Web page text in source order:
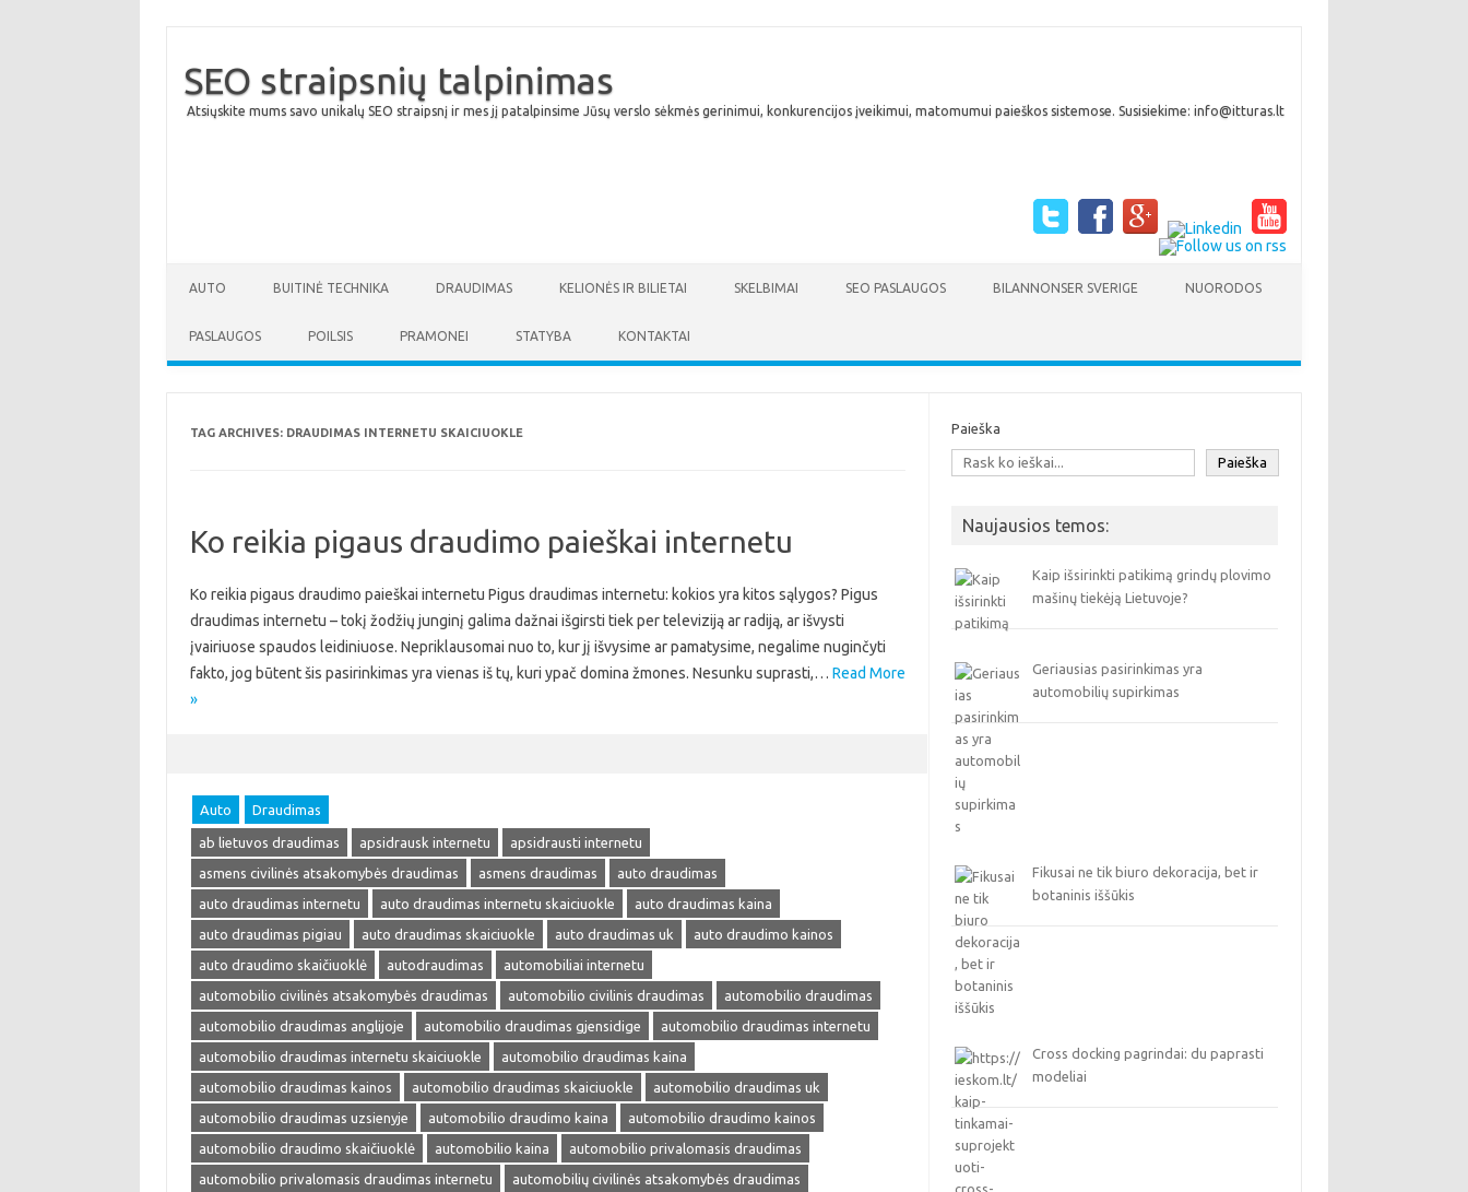
SEO straipsnių talpinimas
Atsiųskite mums savo unikalų SEO straipsnį ir mes jį patalpinsime Jūsų verslo sėkmės gerinimui, konkurencijos įveikimui, matomumui paieškos sistemose. Susisiekime: info@itturas.lt
AUTO BUITINĖ TECHNIKA DRAUDIMAS KELIONĖS IR BILIETAI SKELBIMAI SEO PASLAUGOS BILANNONSER SVERIGE NUORODOS
PASLAUGOS POILSIS PRAMONEI STATYBA KONTAKTAI
TAG ARCHIVES: DRAUDIMAS INTERNETU SKAICIUOKLE
Ko reikia pigaus draudimo paieškai internetu
Ko reikia pigaus draudimo paieškai internetu Pigus draudimas internetu: kokios yra kitos sąlygos? Pigus
draudimas internetu – tokį žodžių junginį galima dažnai išgirsti tiek per televiziją ar radiją, ar išvysti
įvairiuose spaudos leidiniuose. Nepriklausomai nuo to, kur jį išvysime ar pamatysime, negalime nuginčyti
fakto, jog būtent šis pasirinkimas yra vienas iš tų, kuri ypač domina žmones. Nesunku suprasti,… Read More
»
Auto Draudimas
ab lietuvos draudimas apsidrausk internetu
apsidrausti internetu
asmens civilinės atsakomybės draudimas
asmens draudimas
auto draudimas
auto draudimas internetu
auto draudimas internetu skaiciuokle
auto draudimas kaina
auto draudimas pigiau
auto draudimas skaiciuokle auto draudimas uk
auto draudimo kainos
auto draudimo skaičiuoklė
autodraudimas
automobiliai internetu
automobilio civilinės atsakomybės draudimas
automobilio civilinis draudimas
automobilio draudimas
automobilio draudimas anglijoje
automobilio draudimas gjensidige
automobilio draudimas internetu
automobilio draudimas internetu skaiciuokle
automobilio draudimas kaina
automobilio draudimas kainos
automobilio draudimas skaiciuokle
automobilio draudimas uk
automobilio draudimas uzsienyje
automobilio draudimo kaina
automobilio draudimo kainos
automobilio draudimo skaičiuoklė
automobilio kaina
automobilio privalomasis draudimas
automobilio privalomasis draudimas internetu
automobilių civilinės atsakomybės draudimas
Paieška
Paieška
Naujausios temos:
Kaip išsirinkti patikimą grindų plovimo
mašinų tiekėją Lietuvoje?
Geriausias pasirinkimas yra
automobilių supirkimas
Fikusai ne tik biuro dekoracija, bet ir
botaninis iššūkis
Cross docking pagrindai: du paprasti
modeliai